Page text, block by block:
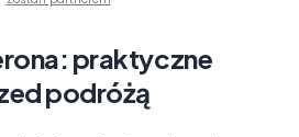
praktyczne
podróżą